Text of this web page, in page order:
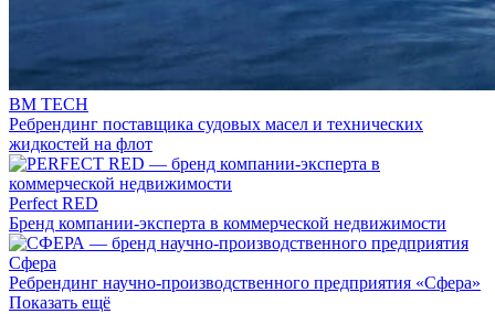
BM TECH
Ребрендинг поставщика судовых масел и технических
жидкостей на флот
Perfect RED
Бренд компании-эксперта в коммерческой недвижимости
Сфера
Ребрендинг научно-производственного предприятия «Сфера»
Показать ещё